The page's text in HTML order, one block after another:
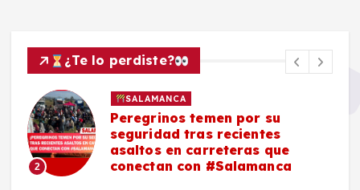
¿Te lo perdiste?
2
SALAMANCA
Peregrinos temen por su
seguridad tras recientes
asaltos en carreteras que
conectan con #Salamanca